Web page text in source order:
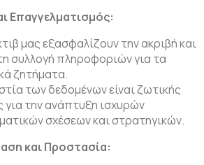
Επαγγελματισμός:
μας εξασφαλίζουν την ακριβή και
συλλογή πληροφοριών για τα
ζητήματα.
των δεδομένων είναι ζωτικής
για την ανάπτυξη ισχυρών
σχέσεων και στρατηγικών.
και Προστασία: